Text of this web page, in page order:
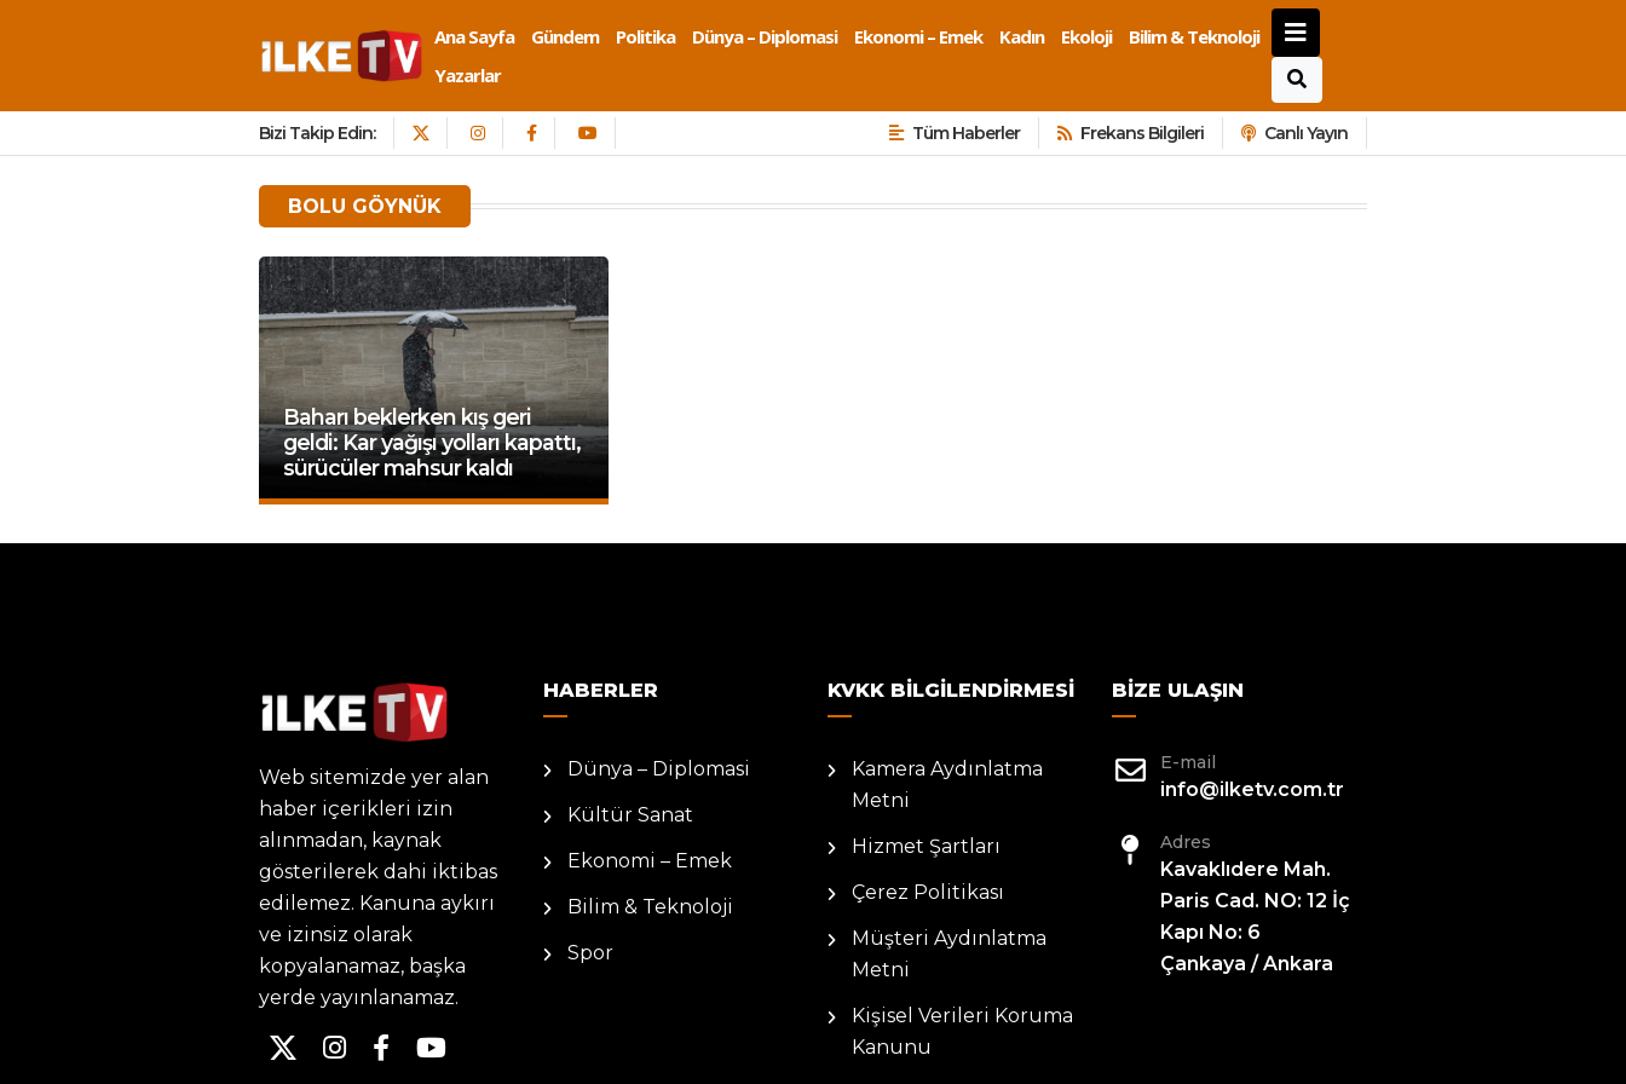
Ana Sayfa Gündem Politika Dünya – Diplomasi Ekonomi – Emek Kadın Ekoloji
Bilim & Teknoloji
Yazarlar
Bizi Takip Edin: Tüm Haberler Frekans Bilgileri Canlı Yayın
BOLU GÖYNÜK
Baharı beklerken kış geri
geldi: Kar yağışı yolları kapattı,
sürücüler mahsur kaldı
Web sitemizde yer alan
haber içerikleri izin
alınmadan, kaynak
gösterilerek dahi iktibas
edilemez. Kanuna aykırı
ve izinsiz olarak
kopyalanamaz, başka
yerde yayınlanamaz.
HABERLER
Dünya – Diplomasi
Kültür Sanat
Ekonomi – Emek
Bilim & Teknoloji
Spor
KVKK BILGILENDIRMESI
Kamera Aydınlatma
Metni
Hizmet Şartları
Çerez Politikası
Müşteri Aydınlatma
Metni
Kişisel Verileri Koruma
Kanunu
BIZE ULAŞIN
E-mail
info@ilketv.com.tr
Adres
Kavaklıdere Mah.
Paris Cad. NO: 12 İç
Kapı No: 6
Çankaya / Ankara